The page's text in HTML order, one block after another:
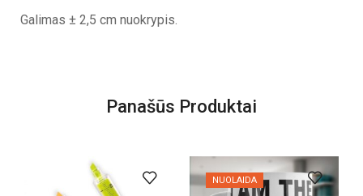
Galimas ± 2,5 cm nuokrypis.
Panašūs Produktai
NUOLAIDA